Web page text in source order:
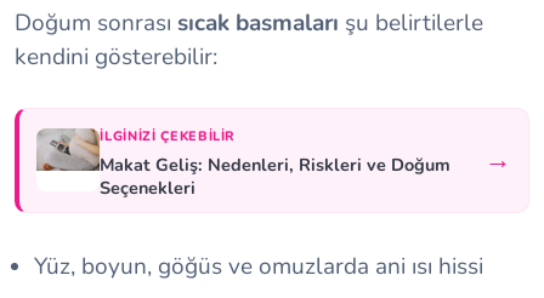
Doğum sonrası sıcak basmaları şu belirtilerle
kendini gösterebilir:
İLGINIZI ÇEKEBILIR
Makat Geliş: Nedenleri, Riskleri ve Doğum
Seçenekleri
→
Yüz, boyun, göğüs ve omuzlarda ani ısı hissi